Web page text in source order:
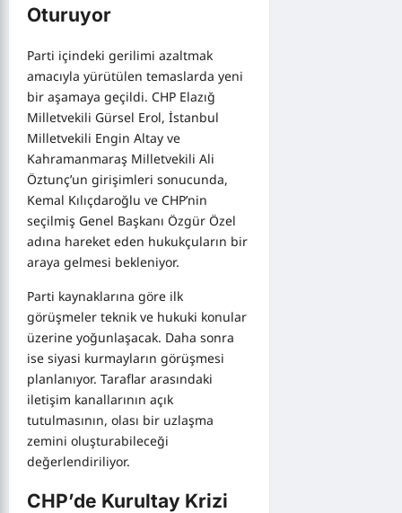
Oturuyor
Parti içindeki gerilimi azaltmak
amacıyla yürütülen temaslarda yeni
bir aşamaya geçildi. CHP Elazığ
Milletvekili Gürsel Erol, İstanbul
Milletvekili Engin Altay ve
Kahramanmaraş Milletvekili Ali
Öztunç’un girişimleri sonucunda,
Kemal Kılıçdaroğlu ve CHP’nin
seçilmiş Genel Başkanı Özgür Özel
adına hareket eden hukukçuların bir
araya gelmesi bekleniyor.
Parti kaynaklarına göre ilk
görüşmeler teknik ve hukuki konular
üzerine yoğunlaşacak. Daha sonra
ise siyasi kurmayların görüşmesi
planlanıyor. Taraflar arasındaki
iletişim kanallarının açık
tutulmasının, olası bir uzlaşma
zemini oluşturabileceği
değerlendiriliyor.
CHP’de Kurultay Krizi